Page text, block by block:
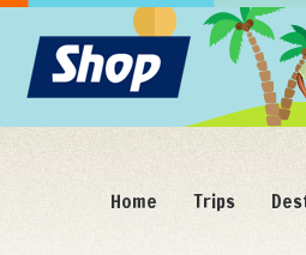
Home Trips